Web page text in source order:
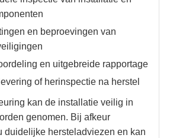
en beproevingen van
en uitgebreide rapportage
of herinspectie na herstel
kan de installatie veilig in
genomen. Bij afkeur
duidelijke hersteladviezen en kan